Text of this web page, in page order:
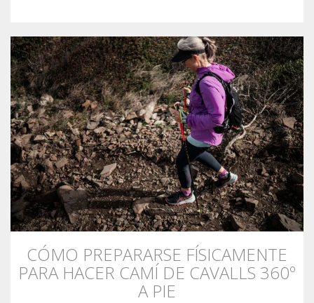
QUIÉNES SOMOS
COMPROMISO AMBIENTAL
PROYECTO DE CONSERVACIÓN
0º PLÁSTICO
ESTUDIO SOBRE LOS PLÁSTICOS EN EL CAMÍ DE
CAVALLS
CÓMO PREPARARSE FÍSICAMENTE
PARA HACER CAMÍ DE CAVALLS 360º
A PIE